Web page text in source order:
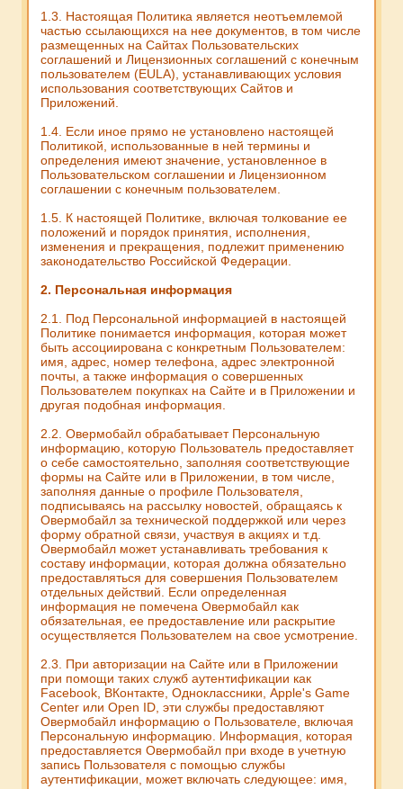
1.3. Настоящая Политика является неотъемлемой
частью ссылающихся на нее документов, в том числе
размещенных на Сайтах Пользовательских
соглашений и Лицензионных соглашений с конечным
пользователем (EULA), устанавливающих условия
использования соответствующих Сайтов и
Приложений.
1.4. Если иное прямо не установлено настоящей
Политикой, использованные в ней термины и
определения имеют значение, установленное в
Пользовательском соглашении и Лицензионном
соглашении с конечным пользователем.
1.5. К настоящей Политике, включая толкование ее
положений и порядок принятия, исполнения,
изменения и прекращения, подлежит применению
законодательство Российской Федерации.
2. Персональная информация
2.1. Под Персональной информацией в настоящей
Политике понимается информация, которая может
быть ассоциирована с конкретным Пользователем:
имя, адрес, номер телефона, адрес электронной
почты, а также информация о совершенных
Пользователем покупках на Сайте и в Приложении и
другая подобная информация.
2.2. Овермобайл обрабатывает Персональную
информацию, которую Пользователь предоставляет
о себе самостоятельно, заполняя соответствующие
формы на Сайте или в Приложении, в том числе,
заполняя данные о профиле Пользователя,
подписываясь на рассылку новостей, обращаясь к
Овермобайл за технической поддержкой или через
форму обратной связи, участвуя в акциях и т.д.
Овермобайл может устанавливать требования к
составу информации, которая должна обязательно
предоставляться для совершения Пользователем
отдельных действий. Если определенная
информация не помечена Овермобайл как
обязательная, ее предоставление или раскрытие
осуществляется Пользователем на свое усмотрение.
2.3. При авторизации на Сайте или в Приложении
при помощи таких служб аутентификации как
Facebook, ВКонтакте, Одноклассники, Apple's Game
Center или Open ID, эти службы предоставляют
Овермобайл информацию о Пользователе, включая
Персональную информацию. Информация, которая
предоставляется Овермобайл при входе в учетную
запись Пользователя с помощью службы
аутентификации, может включать следующее: имя,